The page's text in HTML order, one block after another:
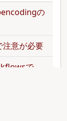
の
意が必要
で